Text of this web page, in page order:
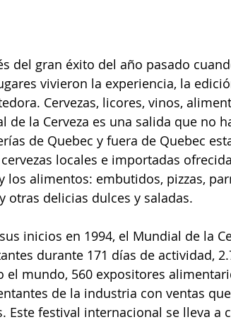
del gran éxito del año pasado
vivieron la experiencia, la
Cervezas, licores, vinos,
de la Cerveza es una salida que no
de Quebec y fuera de Quebec
locales e importadas
los alimentos: embutidos, pizzas,
otras delicias dulces y saladas.
inicios en 1994, el Mundial de la
durante 171 días de actividad,
el mundo, 560 expositores
de la industria con ventas
Este festival internacional se lleva a